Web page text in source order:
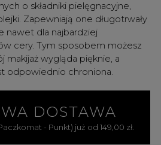
o składniki pielęgnacyjne,
Zapewniają one długotrwały
nawet dla najbardziej
cery. Tym sposobem możesz
makijaż wygląda pięknie, a
odpowiednio chroniona.
DOSTAWA
- Punkt) już od 149,00 zł.